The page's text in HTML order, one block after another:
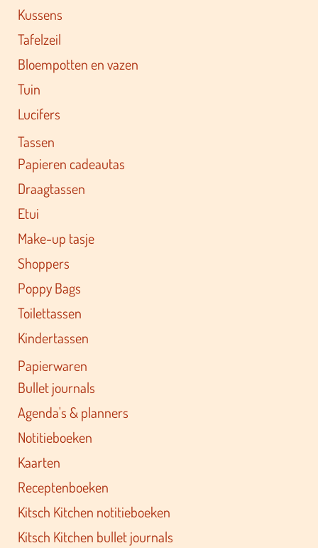
Kussens
Tafelzeil
Bloempotten en vazen
Tuin
Lucifers
Tassen
Papieren cadeautas
Draagtassen
Etui
Make-up tasje
Shoppers
Poppy Bags
Toilettassen
Kindertassen
Papierwaren
Bullet journals
Agenda's & planners
Notitieboeken
Kaarten
Receptenboeken
Kitsch Kitchen notitieboeken
Kitsch Kitchen bullet journals